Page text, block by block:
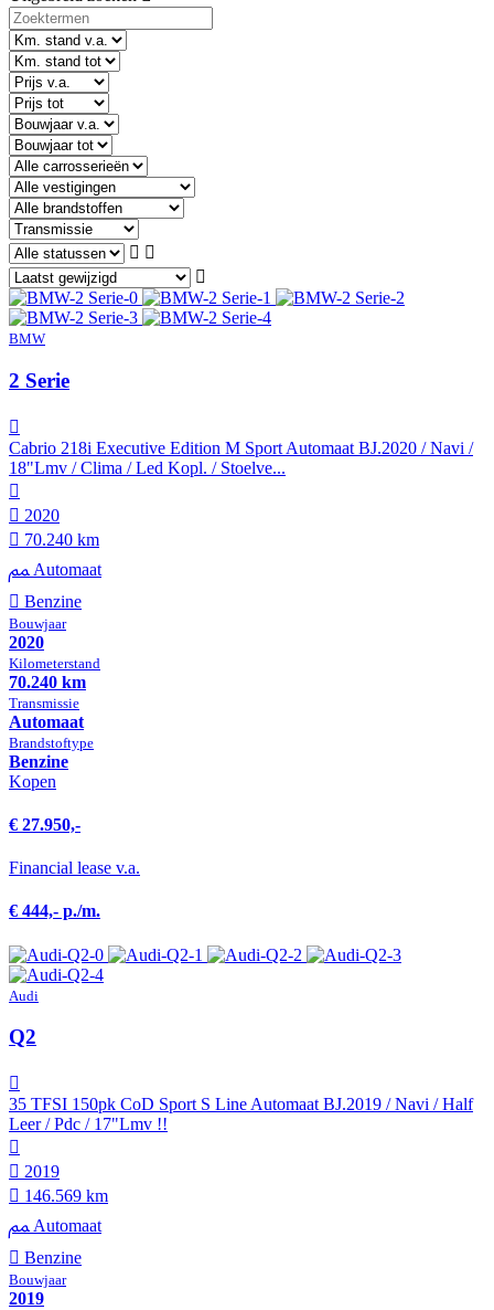
BMW
2 Serie
Cabrio 218i Executive Edition M Sport Automaat BJ.2020 / Navi /
18"Lmv / Clima / Led Kopl. / Stoelve...
2020
70.240 km
Automaat
Benzine
Bouwjaar
2020
Kilometer­stand
70.240 km
Transmissie
Automaat
Brandstof­type
Benzine
Kopen
€ 27.950,-
Financial lease v.a.
€ 444,- p./m.
Audi
Q2
35 TFSI 150pk CoD Sport S Line Automaat BJ.2019 / Navi / Half
Leer / Pdc / 17"Lmv !!
2019
146.569 km
Automaat
Benzine
Bouwjaar
2019